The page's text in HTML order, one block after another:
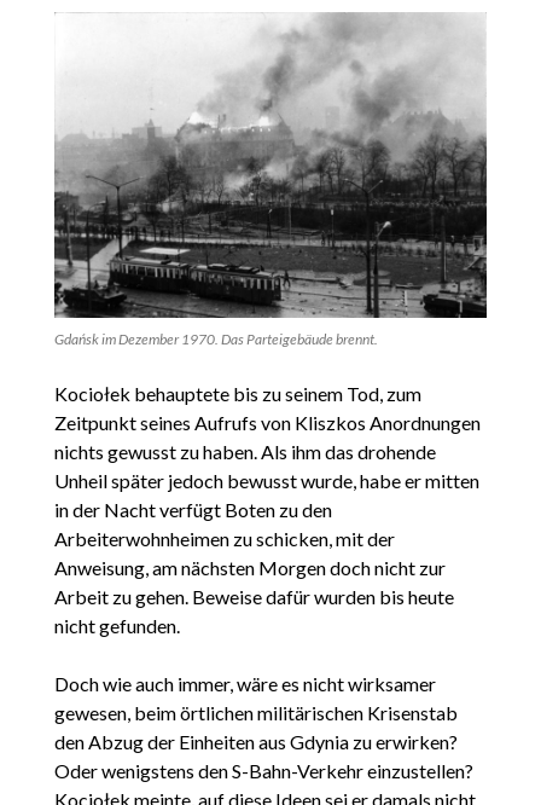
Gdańsk im Dezember 1970. Das Parteigebäude brennt.
Kociołek behauptete bis zu seinem Tod, zum
Zeitpunkt seines Aufrufs von Kliszkos Anordnungen
nichts gewusst zu haben. Als ihm das drohende
Unheil später jedoch bewusst wurde, habe er mitten
in der Nacht verfügt Boten zu den
Arbeiterwohnheimen zu schicken, mit der
Anweisung, am nächsten Morgen doch nicht zur
Arbeit zu gehen. Beweise dafür wurden bis heute
nicht gefunden.
Doch wie auch immer, wäre es nicht wirksamer
gewesen, beim örtlichen militärischen Krisenstab
den Abzug der Einheiten aus Gdynia zu erwirken?
Oder wenigstens den S-Bahn-Verkehr einzustellen?
Kociołek meinte, auf diese Ideen sei er damals nicht